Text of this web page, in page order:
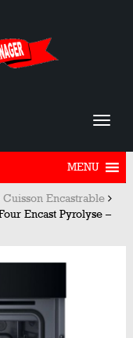
MENU
Cuisson Encastrable
Encast Pyrolyse –